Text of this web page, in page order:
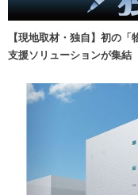
【現地取材・独自】初の
支援ソリューションが集結